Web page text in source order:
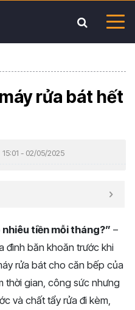
rửa bát hết
15:01 - 02/05/2025
tiền mỗi tháng?” –
đình băn khoăn trước khi
rửa bát cho căn bếp của
thời gian, công sức nhưng
và chất tẩy rửa đi kèm,